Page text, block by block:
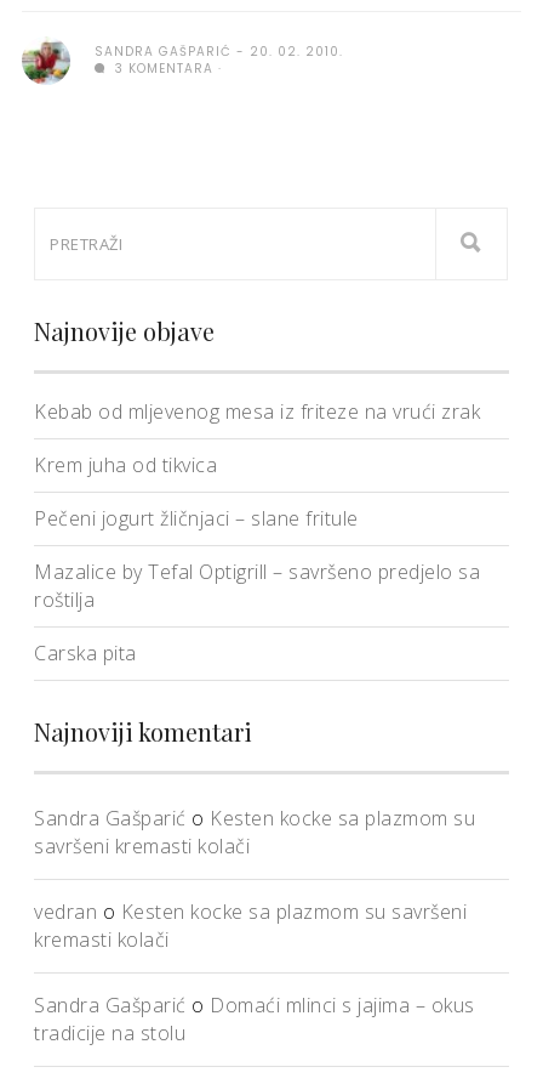
SANDRA GAŠPARIĆ
20. 02. 2010.
3 KOMENTARA
Najnovije objave
Kebab od mljevenog mesa iz friteze na vrući zrak
Krem juha od tikvica
Pečeni jogurt žličnjaci – slane fritule
Mazalice by Tefal Optigrill – savršeno predjelo sa
roštilja
Carska pita
Najnoviji komentari
Sandra Gašparić o Kesten kocke sa plazmom su
savršeni kremasti kolači
vedran o Kesten kocke sa plazmom su savršeni
kremasti kolači
Sandra Gašparić o Domaći mlinci s jajima – okus
tradicije na stolu